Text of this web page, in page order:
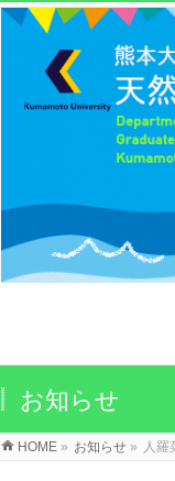
お知らせ
HOME » お知らせ » 人羅